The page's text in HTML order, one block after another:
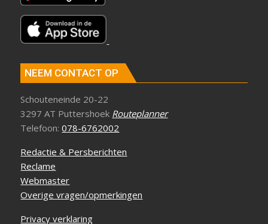
NEEM CONTACT OP
Schouteneinde 20-22
3297 AT Puttershoek Routeplanner
Telefoon:078-6762002
Redactie & Persberichten
Reclame
Webmaster
Overige vragen/opmerkingen
Privacy verklaring